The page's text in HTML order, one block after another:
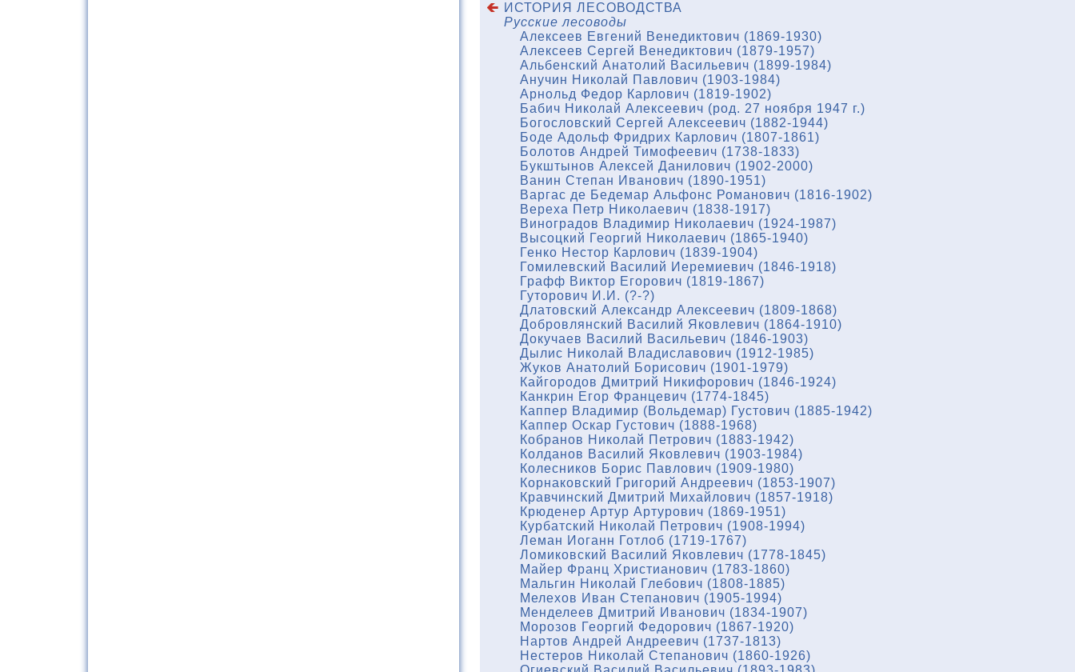
ИСТОРИЯ ЛЕСОВОДСТВА
Русские лесоводы
Алексеев Евгений Венедиктович (1869-1930)
Алексеев Сергей Венедиктович (1879-1957)
Альбенский Анатолий Васильевич (1899-1984)
Анучин Николай Павлович (1903-1984)
Арнольд Федор Карлович (1819-1902)
Бабич Николай Алексеевич (род. 27 ноября 1947 г.)
Богословский Сергей Алексеевич (1882-1944)
Боде Адольф Фридрих Карлович (1807-1861)
Болотов Андрей Тимофеевич (1738-1833)
Букштынов Алексей Данилович (1902-2000)
Ванин Степан Иванович (1890-1951)
Варгас де Бедемар Альфонс Романович (1816-1902)
Вереха Петр Николаевич (1838-1917)
Виноградов Владимир Николаевич (1924-1987)
Высоцкий Георгий Николаевич (1865-1940)
Генко Нестор Карлович (1839-1904)
Гомилевский Василий Иеремиевич (1846-1918)
Графф Виктор Егорович (1819-1867)
Гуторович И.И. (?-?)
Длатовский Александр Алексеевич (1809-1868)
Добровлянский Василий Яковлевич (1864-1910)
Докучаев Василий Васильевич (1846-1903)
Дылис Николай Владиславович (1912-1985)
Жуков Анатолий Борисович (1901-1979)
Кайгородов Дмитрий Никифорович (1846-1924)
Канкрин Егор Францевич (1774-1845)
Каппер Владимир (Вольдемар) Густович (1885-1942)
Каппер Оскар Густович (1888-1968)
Кобранов Николай Петрович (1883-1942)
Колданов Василий Яковлевич (1903-1984)
Колесников Борис Павлович (1909-1980)
Корнаковский Григорий Андреевич (1853-1907)
Кравчинский Дмитрий Михайлович (1857-1918)
Крюденер Артур Артурович (1869-1951)
Курбатский Николай Петрович (1908-1994)
Леман Иоганн Готлоб (1719-1767)
Ломиковский Василий Яковлевич (1778-1845)
Майер Франц Христианович (1783-1860)
Мальгин Николай Глебович (1808-1885)
Мелехов Иван Степанович (1905-1994)
Менделеев Дмитрий Иванович (1834-1907)
Морозов Георгий Федорович (1867-1920)
Нартов Андрей Андреевич (1737-1813)
Нестеров Николай Степанович (1860-1926)